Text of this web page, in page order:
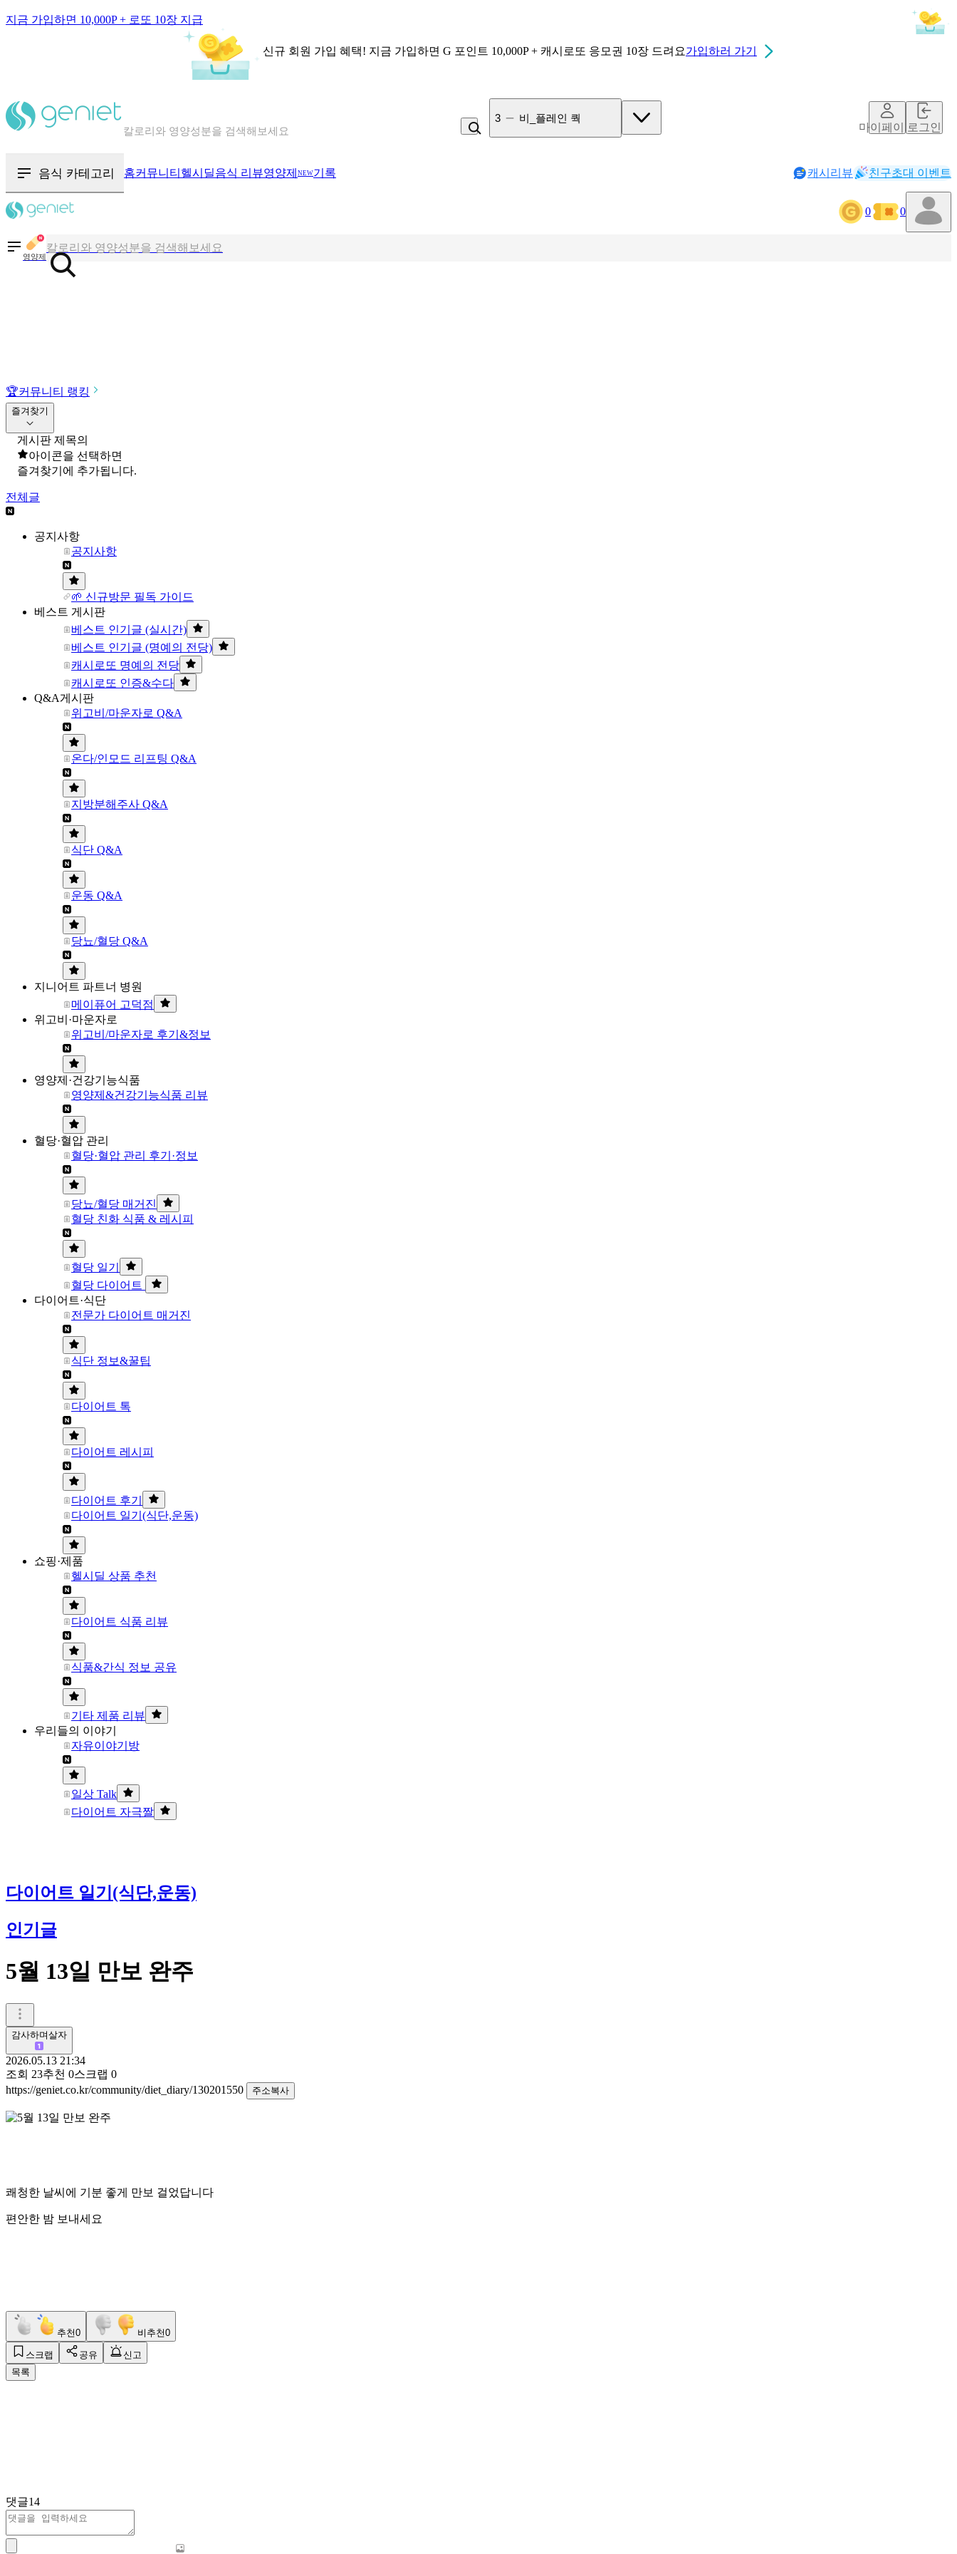
지금 가입하면 10,000P + 로또 10장 지급
신규 회원 가입 혜택! 지금 가입하면 G 포인트 10,000P + 캐시로또 응모권 10장 드려요가입하러 가기
칼로리와 영양성분을 검색해보세요
4 잡곡밥
마이페이지로그인
음식 카테고리 홈커뮤니티 헬시딜음식 리뷰영양제 NEW기록 캐시리뷰 친구초대 이벤트
0 0
영양제
칼로리와 영양성분을 검색해보세요
혈당 · 다이어트 음식 검색해보세요
🏆커뮤니티 랭킹
즐겨찾기
게시판 제목의
아이콘을 선택하면
즐겨찾기에 추가됩니다.
전체글
공지사항
공지사항
🌱 신규방문 필독 가이드
베스트 게시판
베스트 인기글 (실시간)
베스트 인기글 (명예의 전당)
캐시로또 명예의 전당
캐시로또 인증&수다
Q&A게시판
위고비/마운자로 Q&A
온다/인모드 리프팅 Q&A
지방분해주사 Q&A
식단 Q&A
운동 Q&A
당뇨/혈당 Q&A
지니어트 파트너 병원
메이퓨어 고덕점
위고비·마운자로
위고비/마운자로 후기&정보
영양제·건강기능식품
영양제&건강기능식품 리뷰
혈당·혈압 관리
혈당·혈압 관리 후기·정보
당뇨/혈당 매거진
혈당 친화 식품 & 레시피
혈당 일기
혈당 다이어트
다이어트·식단
전문가 다이어트 매거진
식단 정보&꿀팁
다이어트 톡
다이어트 레시피
다이어트 후기
다이어트 일기(식단,운동)
쇼핑·제품
헬시딜 상품 추천
다이어트 식품 리뷰
식품&간식 정보 공유
기타 제품 리뷰
우리들의 이야기
자유이야기방
일상 Talk
다이어트 자극짤
다이어트 일기(식단,운동)
인기글
5월 13일 만보 완주
감사하며살자
2026.05.13 21:34
조회 23추천 0스크랩 0
https://geniet.co.kr/community/diet_diary/130201550
주소복사
쾌청한 날씨에 기분 좋게 만보 걸었답니다
편안한 밤 보내세요
추천0 비추천0
스크랩 공유
신고
목록
댓글14